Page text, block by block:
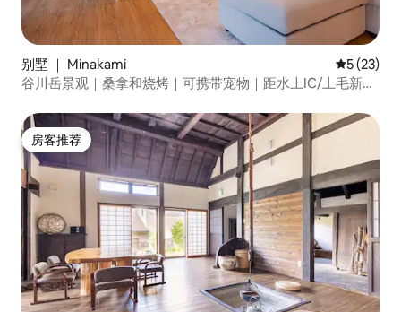
别墅 ｜ Minakami 平均评分
5 (23)
谷川岳景观｜桑拿和烧烤｜可携带宠物｜距水上IC/上毛新干
房客推荐
房客推荐